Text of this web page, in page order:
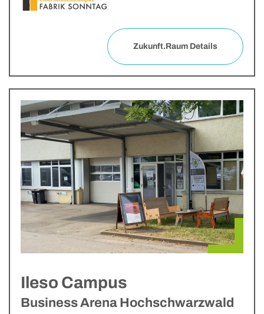
Zukunft.Raum Details
Ileso Campus
Business Arena Hochschwarzwald